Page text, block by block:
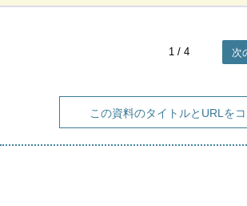
1 / 4 次
この資料のタイトルとURLを